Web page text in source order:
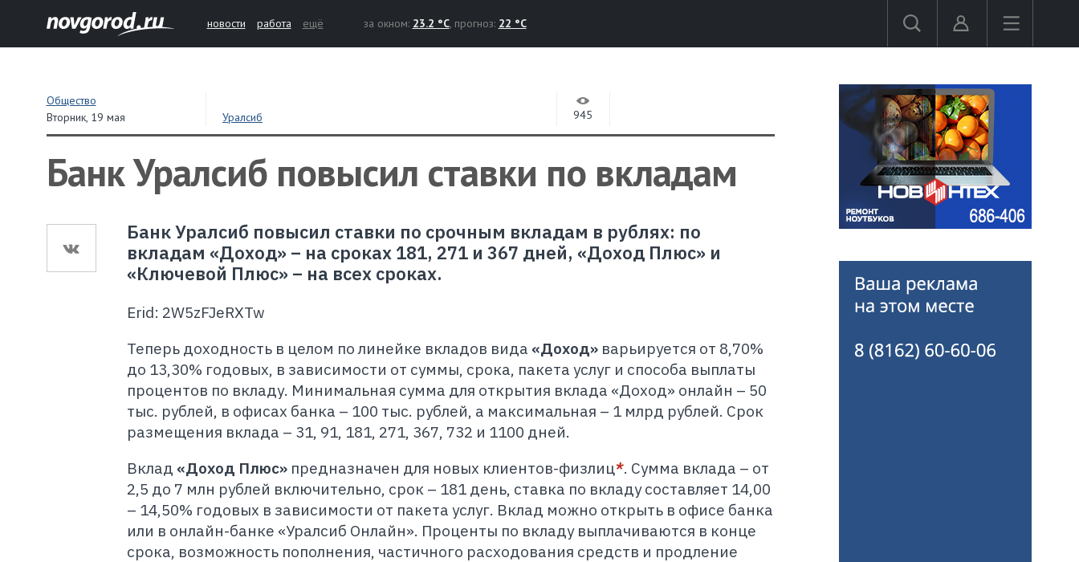
новости работа ещё за окном: 23.2 °C, прогноз: 22 °C
Общество
Вторник, 19 мая Уралсиб 945
Банк Уралсиб повысил ставки по вкладам
Банк Уралсиб повысил ставки по срочным вкладам в рублях: по
вкладам «Доход» – на сроках 181, 271 и 367 дней, «Доход Плюс» и
«Ключевой Плюс» – на всех сроках.
Erid: 2W5zFJeRXTw
Теперь доходность в целом по линейке вкладов вида «Доход»варьируется от 8,70%
до 13,30% годовых, в зависимости от суммы, срока, пакета услуг и способа выплаты
процентов по вкладу. Минимальная сумма для открытия вклада «Доход» онлайн – 50
тыс. рублей, в офисах банка – 100 тыс. рублей, а максимальная – 1 млрд рублей. Срок
размещения вклада – 31, 91, 181, 271, 367, 732 и 1100 дней.
Вклад «Доход Плюс»предназначен для новых клиентов-физлиц*. Сумма вклада – от
2,5 до 7 млн рублей включительно, срок – 181 день, ставка по вкладу составляет 14,00
– 14,50% годовых в зависимости от пакета услуг. Вклад можно открыть в офисе банка
или в онлайн-банке «Уралсиб Онлайн». Проценты по вкладу выплачиваются в конце
срока, возможность пополнения, частичного расходования средств и продление